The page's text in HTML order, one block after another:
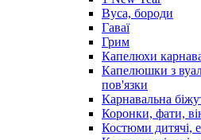
Вуса, бороди
Гаваї
Грим
Капелюхи
Капелюшки з
пов'язки
Карнавальна
Коронки, фати,
Костюми дитячі,